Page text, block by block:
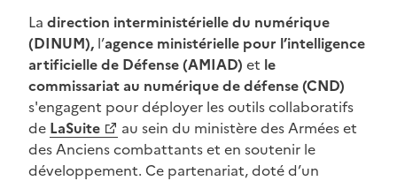
La direction interministérielle du numérique
(DINUM), l’agence ministérielle pour l’intelligence
artificielle de Défense (AMIAD) et le
commissariat au numérique de défense (CND)
s'engagent pour déployer les outils collaboratifs
de
(Ouvre une nouvelle fenêtre)
LaSuite
au sein du ministère des Armées et
des Anciens combattants et en soutenir le
développement. Ce partenariat, doté d’un